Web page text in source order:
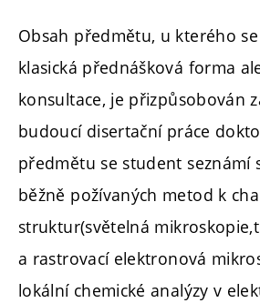
Obsah předmětu, u kterého
klasická přednášková forma
konsultace, je přizpůsobován
budoucí disertační práce
předmětu se student seznámí
běžně požívaných metod k
struktur(světelná
a rastrovací elektronová
lokální chemické analýzy v